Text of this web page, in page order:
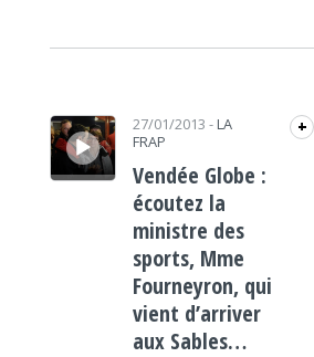
Lecteur audio 27/01/2013 - LA
FRAP
+
Vendée Globe :
écoutez la
ministre des
sports, Mme
Fourneyron, qui
vient d’arriver
aux Sables…